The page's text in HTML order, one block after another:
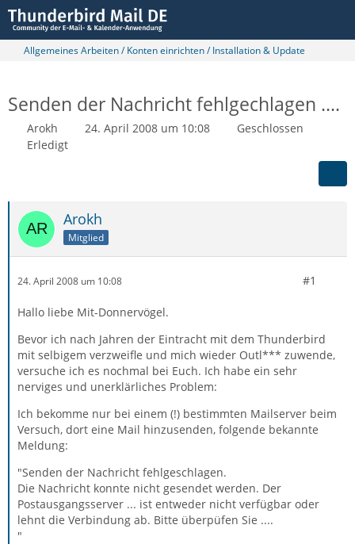
Allgemeines Arbeiten / Konten einrichten / Installation & Update
Senden der Nachricht fehlgechlagen ....
Arokh 24. April 2008 um 10:08
Geschlossen
Erledigt
Arokh
Mitglied
24. April 2008 um 10:08 #1
Hallo liebe Mit-Donnervögel.
Bevor ich nach Jahren der Eintracht mit dem Thunderbird
mit selbigem verzweifle und mich wieder Outl*** zuwende,
versuche ich es nochmal bei Euch. Ich habe ein sehr
nerviges und unerklärliches Problem:
Ich bekomme nur bei einem (!) bestimmten Mailserver beim
Versuch, dort eine Mail hinzusenden, folgende bekannte
Meldung:
"Senden der Nachricht fehlgeschlagen.
Die Nachricht konnte nicht gesendet werden. Der
Postausgangsserver ... ist entweder nicht verfügbar oder
lehnt die Verbindung ab. Bitte überpüfen Sie ....
"